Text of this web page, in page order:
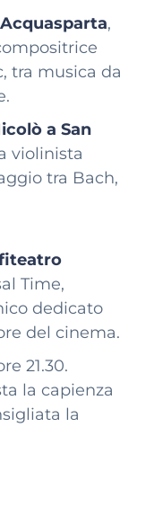
,
tra musica da
a San
violinista
tra Bach,
Time,
dedicato
del cinema.
21.30.
la capienza
la